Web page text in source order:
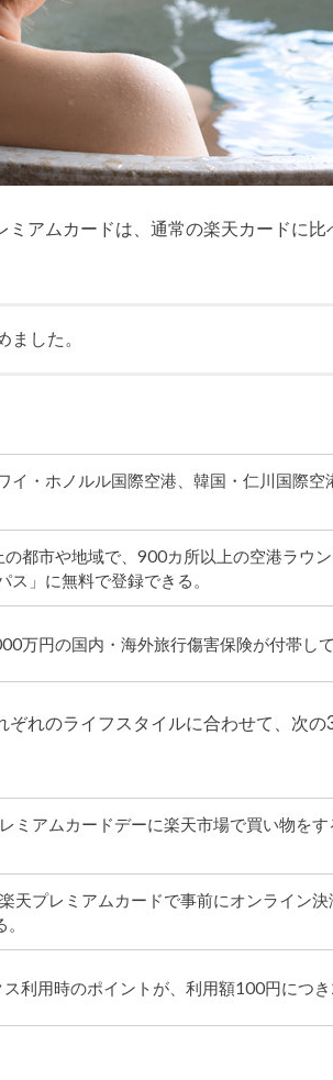
アムカードは、通常の楽天カードに
ました。
イ・ホノルル国際空港、韓国・仁川国際空
都市や地域で、900カ所以上の空港ラウ
ス」に無料で登録できる。
万円の国内・海外旅行傷害保険が付帯して
れのライフスタイルに合わせて、次
ミアムカードデーに楽天市場で買い物を
天プレミアムカードで事前にオンライン
利用時のポイントが、利用額100円につき